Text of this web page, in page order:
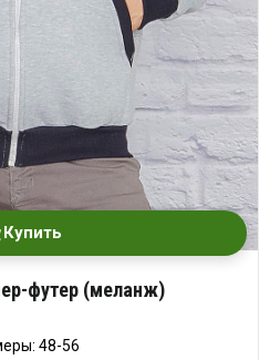
Купить
футер (меланж)
48-56